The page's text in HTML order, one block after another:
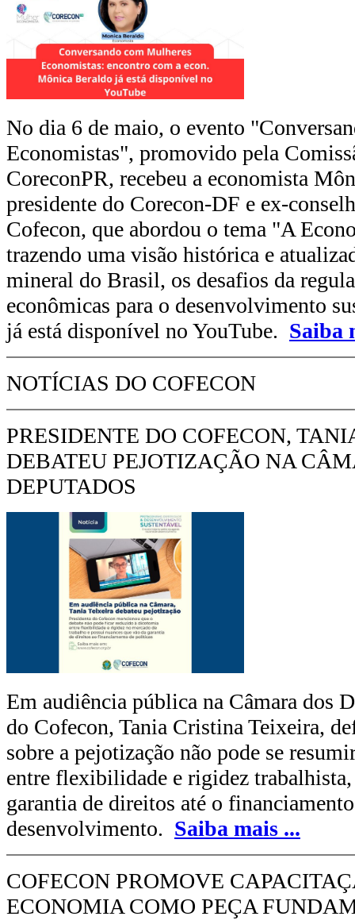
No dia 6 de maio, o evento
Economistas", promovido pela
CoreconPR, recebeu a economista
presidente do Corecon-DF e ex-
Cofecon, que abordou o tema "A
trazendo uma visão histórica e
mineral do Brasil, os desafios da
econômicas para o desenvolvimento
já está disponível no YouTube. Saiba
NOTÍCIAS DO COFECON
PRESIDENTE DO COFECON,
DEBATEU PEJOTIZAÇÃO NA
DEPUTADOS
Em audiência pública na Câmara dos
do Cofecon, Tania Cristina Teixeira,
sobre a pejotização não pode se
entre flexibilidade e rigidez
garantia de direitos até o
desenvolvimento. Saiba mais ...
COFECON PROMOVE
ECONOMIA COMO PEÇA